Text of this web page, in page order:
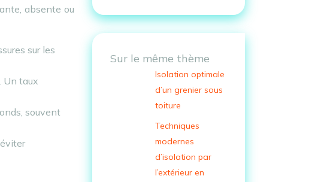
absente ou
sur les
Un taux
souvent
Sur le même thème
Isolation optimale
d’un grenier sous
toiture
Techniques
modernes
d’isolation par
l’extérieur en